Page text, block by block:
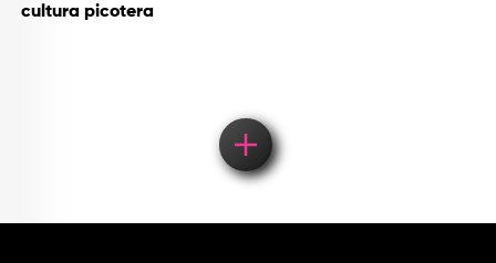
cultura picotera